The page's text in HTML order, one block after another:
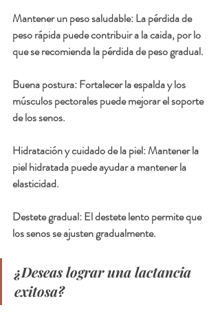
Mantener un peso saludable: La pérdida de
peso rápida puede contribuir a la caida, por lo
que se recomienda la pérdida de peso gradual.
Buena postura: Fortalecer la espalda y los
músculos pectorales puede mejorar el soporte
de los senos.
Hidratación y cuidado de la piel: Mantener la
piel hidratada puede ayudar a mantener la
elasticidad.
Destete gradual: El destete lento permite que
los senos se ajusten gradualmente.
¿Deseas lograr una lactancia
exitosa?